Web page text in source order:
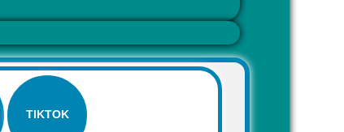
TIKTOK